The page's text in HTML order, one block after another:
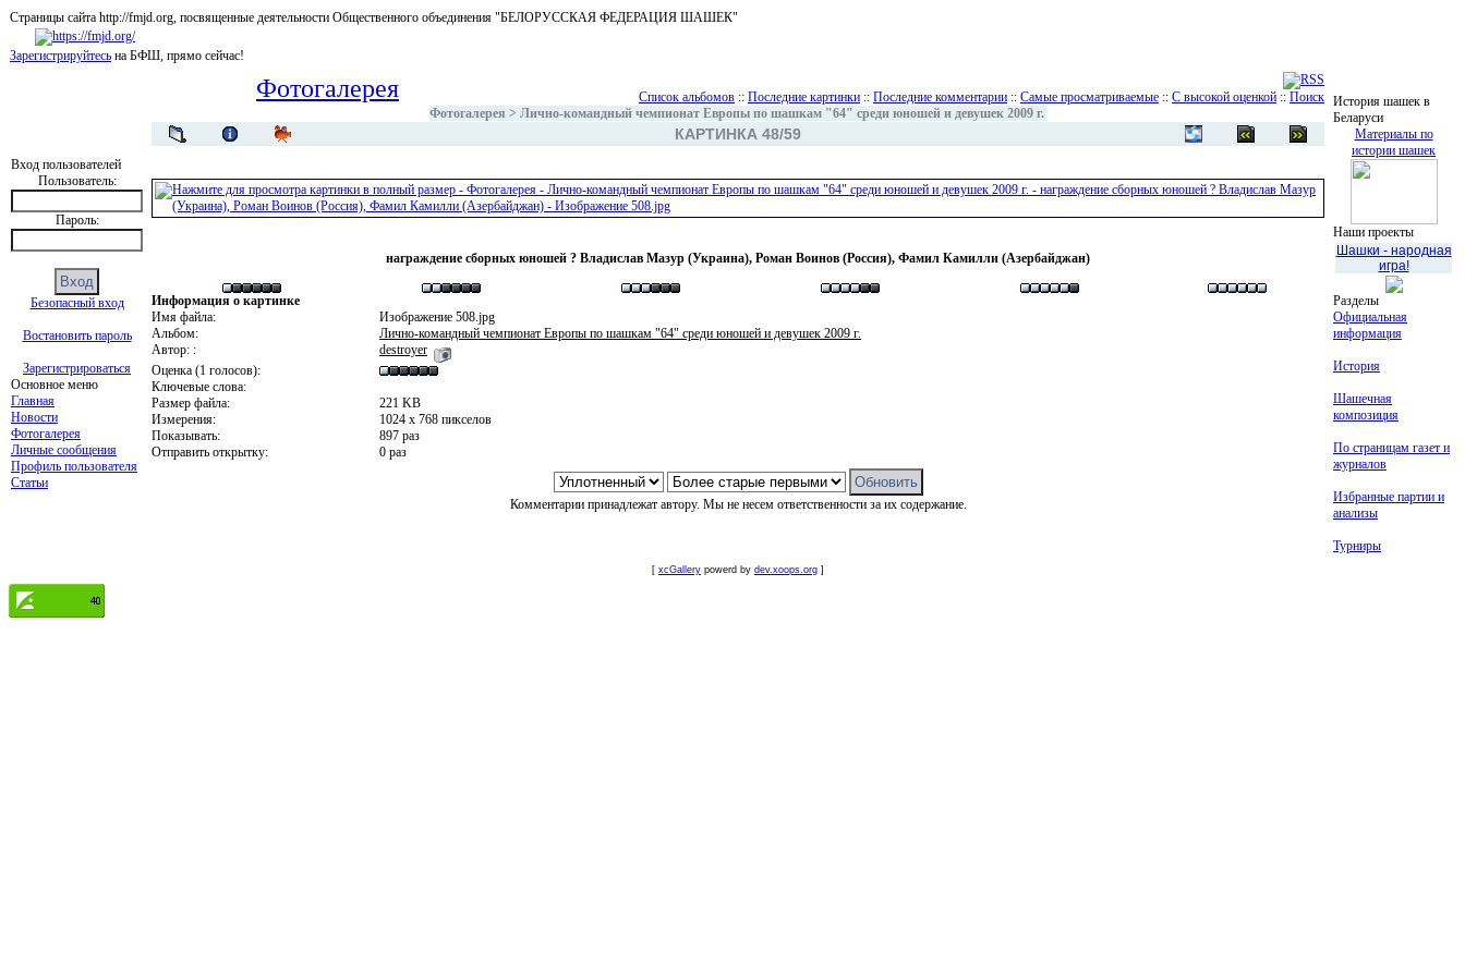
Страницы сайта http://fmjd.org, посвященные деятельности Общественного объединения "БЕЛОРУССКАЯ ФЕДЕРАЦИЯ ШАШЕК"
Зарегистрируйтесь на БФШ, прямо сейчас!
Вход пользователей
Пользователь:
Пароль:
Безопасный вход
Востановить пароль
Зарегистрироваться
Основное меню
Главная
Новости
Фотогалерея
Личные сообщения
Профиль пользователя
Статьи
Фотогалерея Список альбомов :: Последние картинки :: Последние комментарии :: Самые просматриваемые :: С высокой оценкой :: Поиск
Фотогалерея > Лично-командный чемпионат Европы по шашкам "64" среди юношей и девушек 2009 г.
КАРТИНКА 48/59
награждение сборных юношей ? Владислав Мазур (Украина), Роман Воинов (Россия), Фамил Камилли (Азербайджан)
Информация о картинке
Имя файла:
Изображение 508.jpg
Альбом:
Лично-командный чемпионат Европы по шашкам "64" среди юношей и девушек 2009 г.
Автор: :
destroyer
Оценка (1 голосов):
Ключевые слова:
Размер файла:
221 KB
Измерения:
1024 x 768 пикселов
Показывать:
897 раз
Отправить открытку:
0 раз
Комментарии принадлежат автору. Мы не несем ответственности за их содержание.
[ xcGallery powerd by dev.xoops.org ]
История шашек в
Беларуси
Материалы по
истории шашек
Наши проекты
Шашки - народная
игра!
Разделы
Официальная
информация
История
Шашечная
композиция
По страницам газет и
журналов
Избранные партии и
анализы
Турниры